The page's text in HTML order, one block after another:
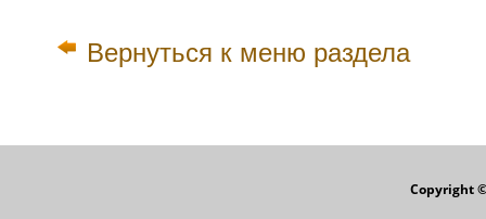
Вернуться к меню раздела
Copyright